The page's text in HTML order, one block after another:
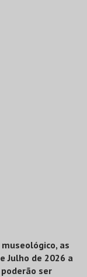
as
Julho de 2026 a
ser